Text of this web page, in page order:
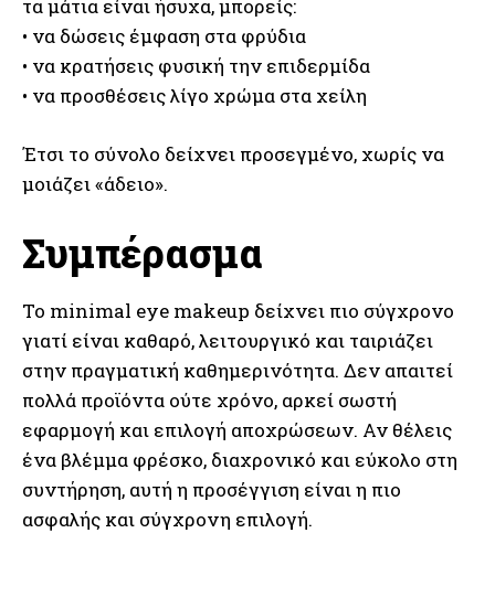
τα μάτια είναι ήσυχα, μπορείς:
• να δώσεις έμφαση στα φρύδια
• να κρατήσεις φυσική την επιδερμίδα
• να προσθέσεις λίγο χρώμα στα χείλη
Έτσι το σύνολο δείχνει προσεγμένο, χωρίς να
μοιάζει «άδειο».
Συμπέρασμα
Το minimal eye makeup δείχνει πιο σύγχρονο
γιατί είναι καθαρό, λειτουργικό και ταιριάζει
στην πραγματική καθημερινότητα. Δεν απαιτεί
πολλά προϊόντα ούτε χρόνο, αρκεί σωστή
εφαρμογή και επιλογή αποχρώσεων. Αν θέλεις
ένα βλέμμα φρέσκο, διαχρονικό και εύκολο στη
συντήρηση, αυτή η προσέγγιση είναι η πιο
ασφαλής και σύγχρονη επιλογή.